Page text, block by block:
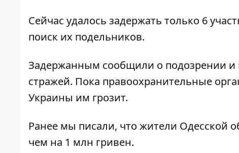
Сейчас удалось задержать только 6
поиск их подельников.
Задержанным сообщили о подозрении и
стражей. Пока правоохранительные
Украины им грозит.
Ранее мы писали, что жители Одесской
чем на 1 млн гривен.